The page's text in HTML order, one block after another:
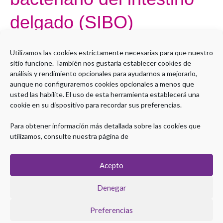
Utilizamos las cookies estrictamente necesarias para que nuestro
sitio funcione. También nos gustaría establecer cookies de
análisis y rendimiento opcionales para ayudarnos a mejorarlo,
aunque no configuraremos cookies opcionales a menos que
usted las habilite. El uso de esta herramienta establecerá una
cookie en su dispositivo para recordar sus preferencias.
Para obtener información más detallada sobre las cookies que
utilizamos, consulte nuestra página de
Acepto
Denegar
Preferencias
delgado (SIBO)
Open to access this content
Leer más »